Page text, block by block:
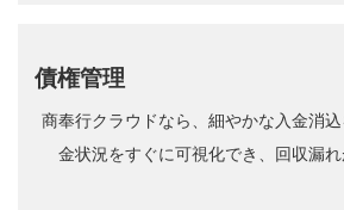
債権管理
商奉行クラウドなら、細やかな入金消
金状況をすぐに可視化でき、回収漏れ